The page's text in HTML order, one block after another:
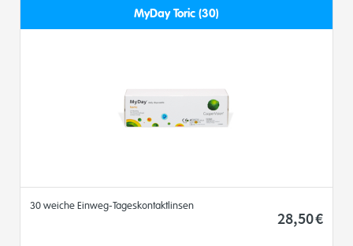
MyDay Toric (30)
30 weiche Einweg-Tageskontaktlinsen
28,50€